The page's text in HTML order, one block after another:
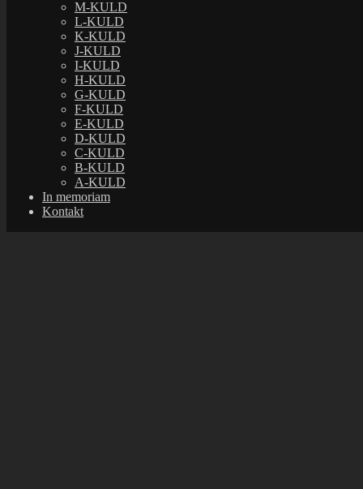
M-KULD
L-KULD
K-KULD
J-KULD
I-KULD
H-KULD
G-KULD
F-KULD
E-KULD
D-KULD
C-KULD
B-KULD
A-KULD
In memoriam
Kontakt
Copyright © 2022 Kennel Djappe. Alle
Joomla!